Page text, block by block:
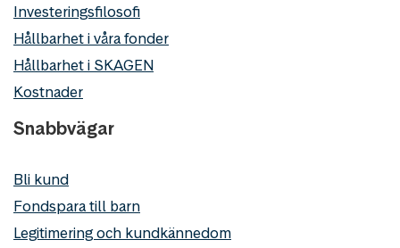
Investeringsfilosofi
Hållbarhet i våra fonder
Hållbarhet i SKAGEN
Kostnader
Snabbvägar
Bli kund
Fondspara till barn
Legitimering och kundkännedom